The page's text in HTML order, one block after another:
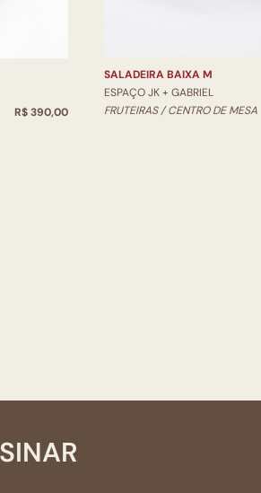
R$ 390,00
SALADEIRA BAIXA M
ESPAÇO JK + GABRIEL
FRUTEIRAS / CENTRO DE MESA